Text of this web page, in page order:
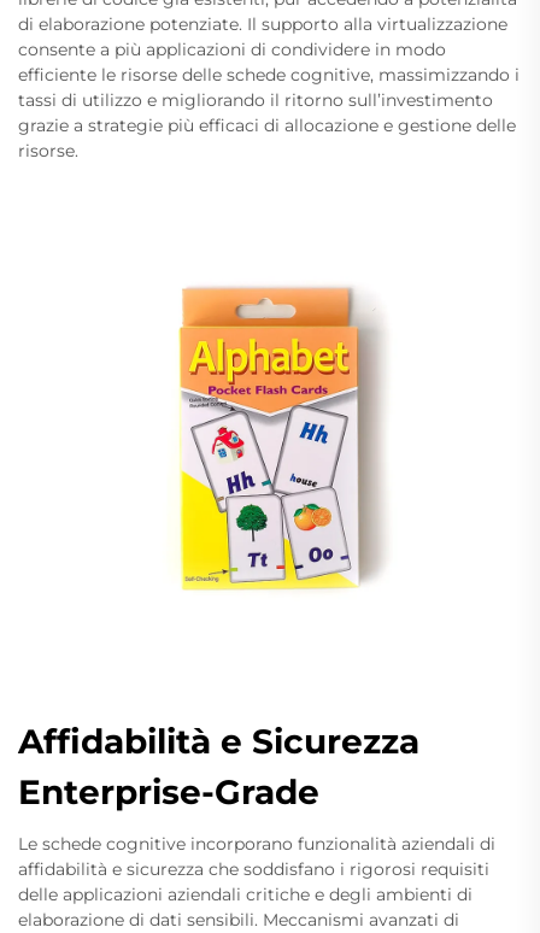
di elaborazione potenziate. Il supporto alla virtualizzazione
consente a più applicazioni di condividere in modo
efficiente le risorse delle schede cognitive, massimizzando i
tassi di utilizzo e migliorando il ritorno sull’investimento
grazie a strategie più efficaci di allocazione e gestione delle
risorse.
Affidabilità e Sicurezza
Enterprise-Grade
Le schede cognitive incorporano funzionalità aziendali di
affidabilità e sicurezza che soddisfano i rigorosi requisiti
delle applicazioni aziendali critiche e degli ambienti di
elaborazione di dati sensibili. Meccanismi avanzati di